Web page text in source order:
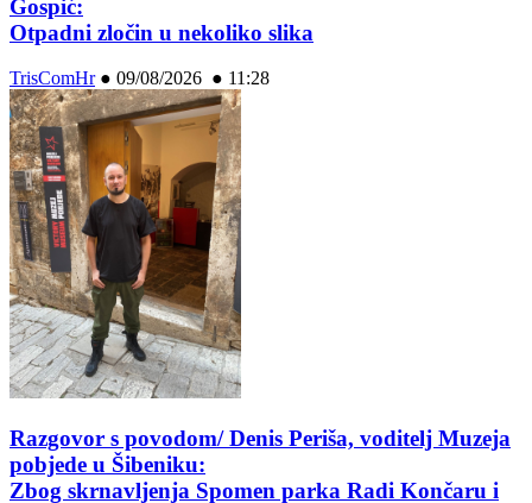
Gospić:
Otpadni zločin u nekoliko slika
TrisComHr● 09/08/2026 ● 11:28
Razgovor s povodom/ Denis Periša, voditelj Muzeja
pobjede u Šibeniku:
Zbog skrnavljenja Spomen parka Radi Končaru i